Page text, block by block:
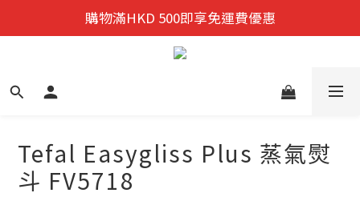
迎新禮遇:  新會員首次購物 尊享全單9折優惠!
購物滿HKD 500即享免運費優惠
迎新禮遇:  新會員首次購物 尊享全單9折優惠!
Tefal Easygliss Plus 蒸氣熨
斗 FV5718